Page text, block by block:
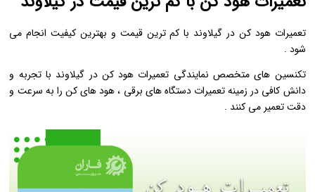
تعمیرات هود کن در گیلاوند با کم‌ ترین قیمت و بهترین کیفیت انجام می
‌شود .
تکنسین ‌های متخصص نمایندگی تعمیرات هود کن در گیلاوند با تجربه و
دانش کافی در زمینه تعمیرات دستگاه ‌های برقی ، هود های کن را به سرعت و
دقت تعمیر می ‌کنند .